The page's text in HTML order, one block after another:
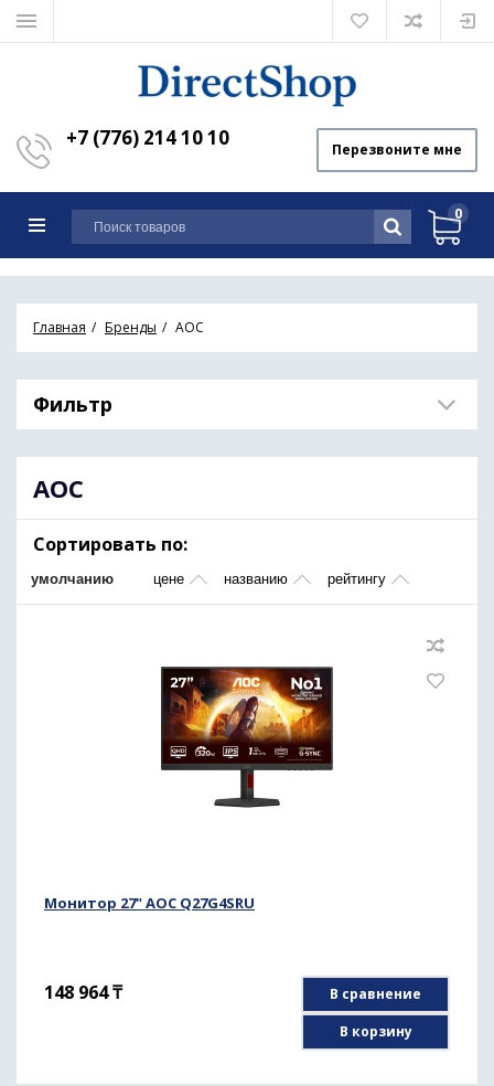
+7 (776) 214 10 10 Перезвоните мне
0
Главная Бренды AOC
Фильтр
AOC
Сортировать по:
умолчанию цене названию рейтингу
Монитор 27" AOC Q27G4SRU
148 964₸
В сравнение
В корзину